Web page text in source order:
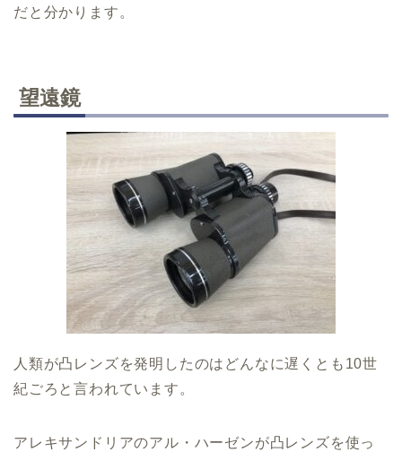
だと分かります。
望遠鏡
人類が凸レンズを発明したのはどんなに遅くとも10世
紀ごろと言われています。
アレキサンドリアのアル・ハーゼンが凸レンズを使っ